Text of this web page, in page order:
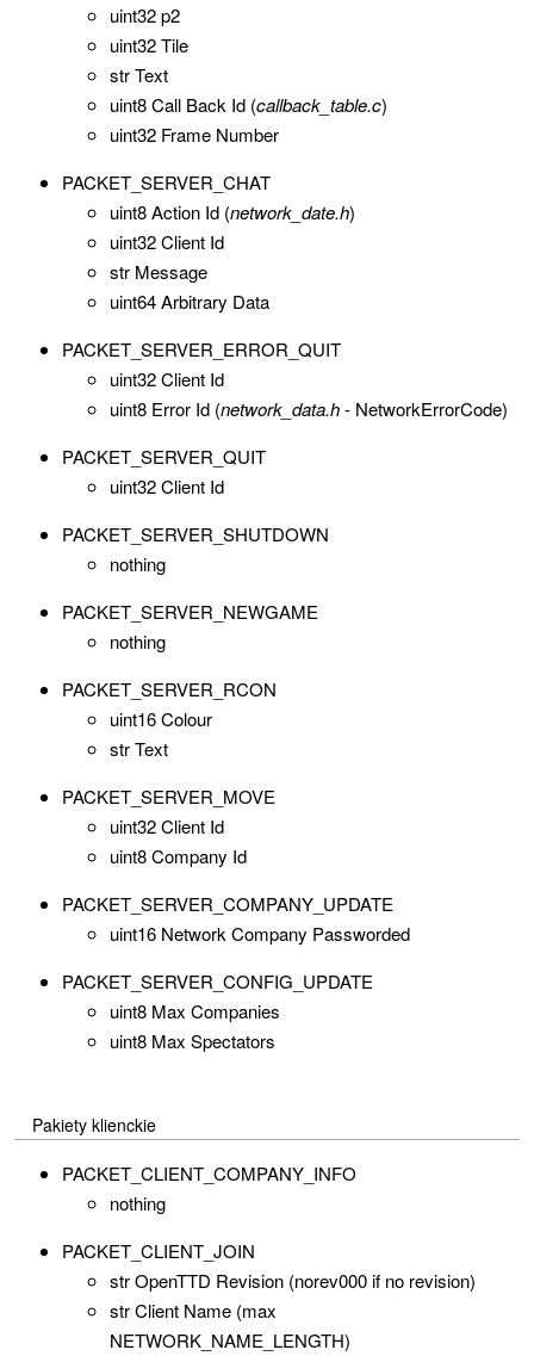
uint32 p2
uint32 Tile
str Text
uint8 Call Back Id (callback_table.c)
uint32 Frame Number
PACKET_SERVER_CHAT
uint8 Action Id (network_date.h)
uint32 Client Id
str Message
uint64 Arbitrary Data
PACKET_SERVER_ERROR_QUIT
uint32 Client Id
uint8 Error Id (network_data.h- NetworkErrorCode)
PACKET_SERVER_QUIT
uint32 Client Id
PACKET_SERVER_SHUTDOWN
nothing
PACKET_SERVER_NEWGAME
nothing
PACKET_SERVER_RCON
uint16 Colour
str Text
PACKET_SERVER_MOVE
uint32 Client Id
uint8 Company Id
PACKET_SERVER_COMPANY_UPDATE
uint16 Network Company Passworded
PACKET_SERVER_CONFIG_UPDATE
uint8 Max Companies
uint8 Max Spectators
Pakiety klienckie
PACKET_CLIENT_COMPANY_INFO
nothing
PACKET_CLIENT_JOIN
str OpenTTD Revision (norev000 if no revision)
str Client Name (max
NETWORK_NAME_LENGTH)